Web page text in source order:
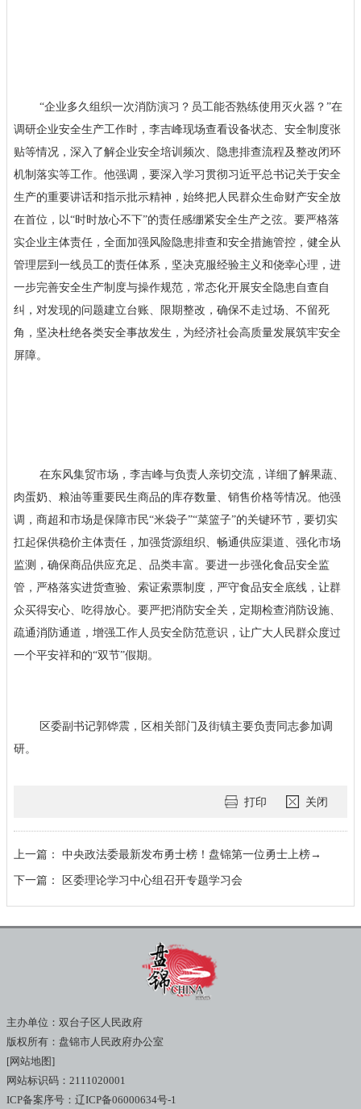
“企业多久组织一次消防演习？员工能否熟练使用灭火器？”在
调研企业安全生产工作时，李吉峰现场查看设备状态、安全制度张
贴等情况，深入了解企业安全培训频次、隐患排查流程及整改闭环
机制落实等工作。他强调，要深入学习贯彻习近平总书记关于安全
生产的重要讲话和指示批示精神，始终把人民群众生命财产安全放
在首位，以“时时放心不下”的责任感绷紧安全生产之弦。要严格落
实企业主体责任，全面加强风险隐患排查和安全措施管控，健全从
管理层到一线员工的责任体系，坚决克服经验主义和侥幸心理，进
一步完善安全生产制度与操作规范，常态化开展安全隐患自查自
纠，对发现的问题建立台账、限期整改，确保不走过场、不留死
角，坚决杜绝各类安全事故发生，为经济社会高质量发展筑牢安全
屏障。
在东风集贸市场，李吉峰与负责人亲切交流，详细了解果蔬、
肉蛋奶、粮油等重要民生商品的库存数量、销售价格等情况。他强
调，商超和市场是保障市民“米袋子”“菜篮子”的关键环节，要切实
扛起保供稳价主体责任，加强货源组织、畅通供应渠道、强化市场
监测，确保商品供应充足、品类丰富。要进一步强化食品安全监
管，严格落实进货查验、索证索票制度，严守食品安全底线，让群
众买得安心、吃得放心。要严把消防安全关，定期检查消防设施、
疏通消防通道，增强工作人员安全防范意识，让广大人民群众度过
一个平安祥和的“双节”假期。
区委副书记郭铧震，区相关部门及街镇主要负责同志参加调
研。
打印 关闭
上一篇：
中央政法委最新发布勇士榜！盘锦第一位勇士上榜→
下一篇：
区委理论学习中心组召开专题学习会
主办单位：双台子区人民政府
版权所有：盘锦市人民政府办公室
[网站地图]
网站标识码：2111020001
ICP备案序号：辽ICP备06000634号-1